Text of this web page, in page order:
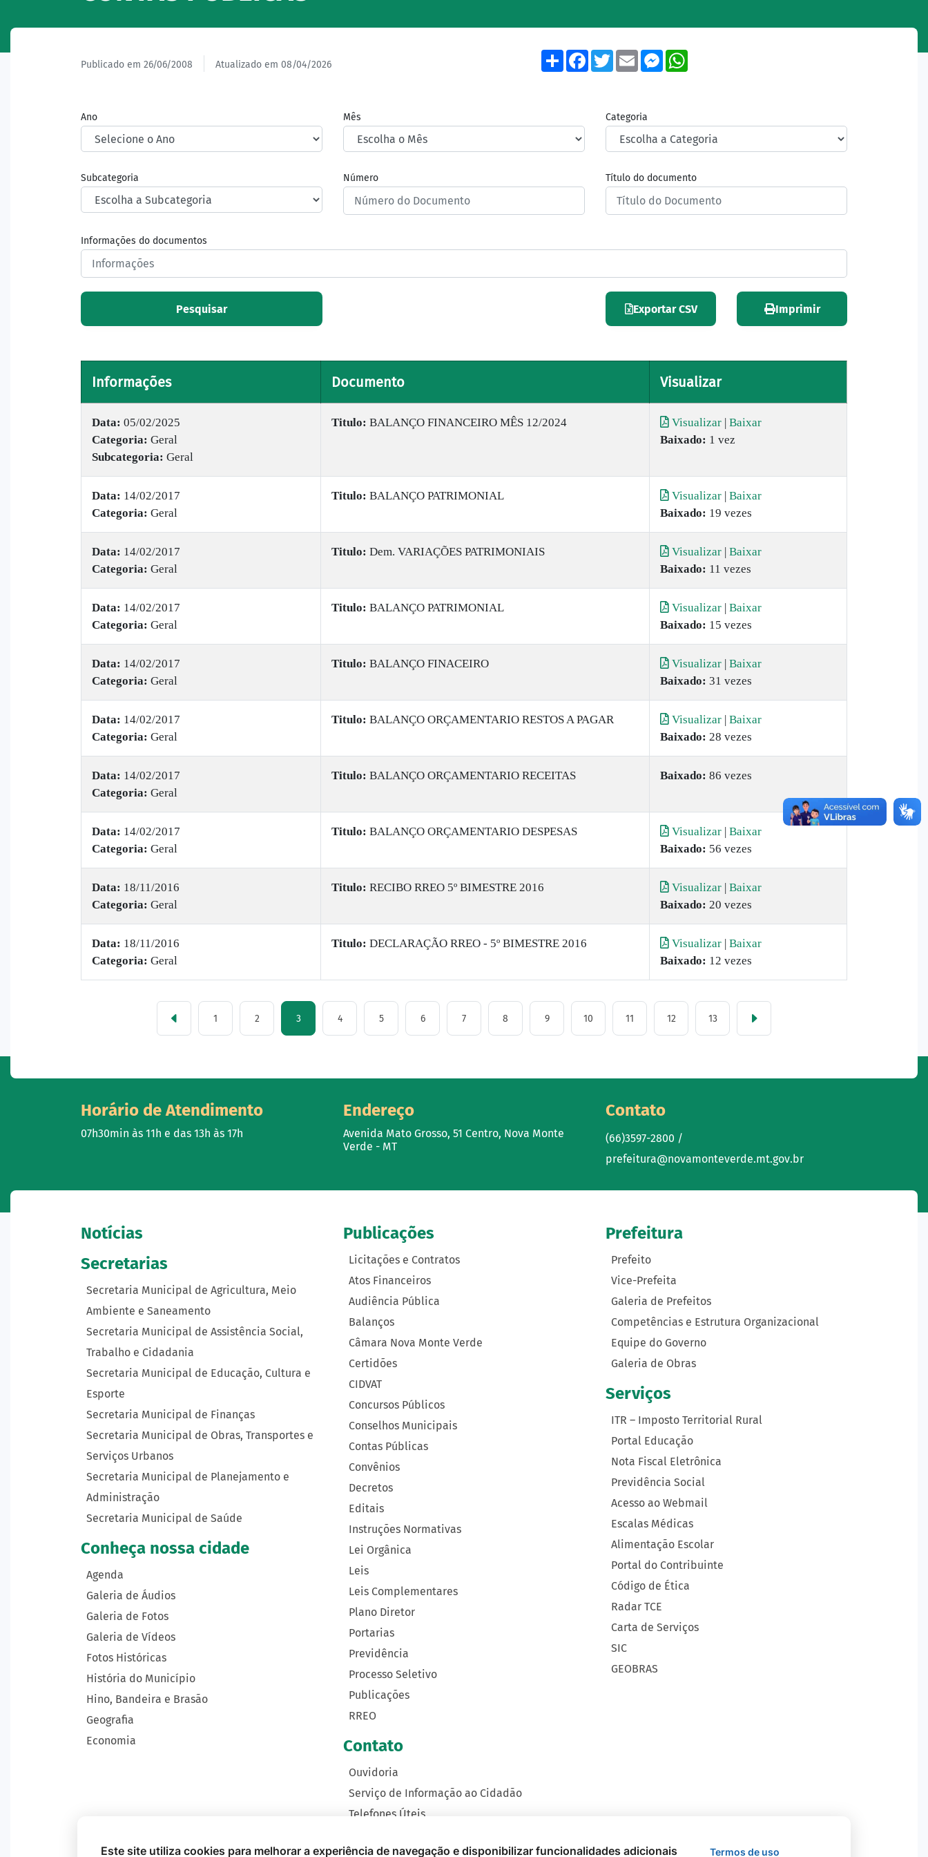
Publicado em 26/06/2008 Atualizado em 08/04/2026
ShareFacebook
TwitterEmailMessenger
Ano Mês Categoria
Subcategoria Número Título do documento
Informações do documentos
Pesquisar Exportar CSV Imprimir
Informações Documento Visualizar
Data: 05/02/2025
Categoria: Geral
Subcategoria: Geral
Titulo: BALANÇO FINANCEIRO MÊS 12/2024 Visualizar | Baixar
Baixado: 1 vez
Data: 14/02/2017
Categoria: Geral
Titulo: BALANÇO PATRIMONIAL Visualizar | Baixar
Baixado: 19 vezes
Data: 14/02/2017
Categoria: Geral
Titulo: Dem. VARIAÇÕES PATRIMONIAIS Visualizar | Baixar
Baixado: 11 vezes
Data: 14/02/2017
Categoria: Geral
Titulo: BALANÇO PATRIMONIAL Visualizar | Baixar
Baixado: 15 vezes
Data: 14/02/2017
Categoria: Geral
Titulo: BALANÇO FINACEIRO Visualizar | Baixar
Baixado: 31 vezes
Data: 14/02/2017
Categoria: Geral
Titulo: BALANÇO ORÇAMENTARIO RESTOS A PAGAR Visualizar | Baixar
Baixado: 28 vezes
Data: 14/02/2017
Categoria: Geral
Titulo: BALANÇO ORÇAMENTARIO RECEITAS Baixado: 86 vezes
Data: 14/02/2017
Categoria: Geral
Titulo: BALANÇO ORÇAMENTARIO DESPESAS Visualizar | Baixar
Baixado: 56 vezes
Data: 18/11/2016
Categoria: Geral
Titulo: RECIBO RREO 5º BIMESTRE 2016 Visualizar | Baixar
Baixado: 20 vezes
Data: 18/11/2016
Categoria: Geral
Titulo: DECLARAÇÃO RREO - 5º BIMESTRE 2016 Visualizar | Baixar
Baixado: 12 vezes
1 2 3 4 5 6 7 8 9 10 11 12 13
Horário de Atendimento
07h30min às 11h e das 13h às 17h
Endereço
Avenida Mato Grosso, 51 Centro, Nova Monte
Verde - MT
Contato
(66)3597-2800 /
prefeitura@novamonteverde.mt.gov.br
Notícias
Secretarias
Secretaria Municipal de Agricultura, Meio
Ambiente e Saneamento
Secretaria Municipal de Assistência Social,
Trabalho e Cidadania
Secretaria Municipal de Educação, Cultura e
Esporte
Secretaria Municipal de Finanças
Secretaria Municipal de Obras, Transportes e
Serviços Urbanos
Secretaria Municipal de Planejamento e
Administração
Secretaria Municipal de Saúde
Conheça nossa cidade
Agenda
Galeria de Áudios
Galeria de Fotos
Galeria de Vídeos
Fotos Históricas
História do Município
Hino, Bandeira e Brasão
Geografia
Economia
Publicações
Licitações e Contratos
Atos Financeiros
Audiência Pública
Balanços
Câmara Nova Monte Verde
Certidões
CIDVAT
Concursos Públicos
Conselhos Municipais
Contas Públicas
Convênios
Decretos
Editais
Instruções Normativas
Lei Orgânica
Leis
Leis Complementares
Plano Diretor
Portarias
Previdência
Processo Seletivo
Publicações
RREO
Contato
Ouvidoria
Serviço de Informação ao Cidadão
Telefones Úteis
Prefeitura
Prefeito
Vice-Prefeita
Galeria de Prefeitos
Competências e Estrutura Organizacional
Equipe do Governo
Galeria de Obras
Serviços
ITR – Imposto Territorial Rural
Portal Educação
Nota Fiscal Eletrônica
Previdência Social
Acesso ao Webmail
Escalas Médicas
Alimentação Escolar
Portal do Contribuinte
Código de Ética
Radar TCE
Carta de Serviços
SIC
GEOBRAS
Este site utiliza cookies para melhorar a experiência de navegação e disponibilizar funcionalidades adicionais Termos de uso